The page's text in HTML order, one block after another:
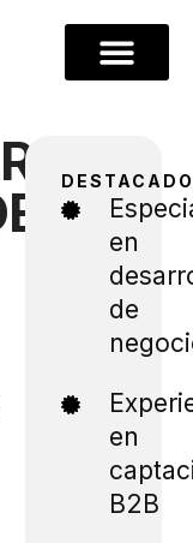
DESTACADO
en
de
en
B2B